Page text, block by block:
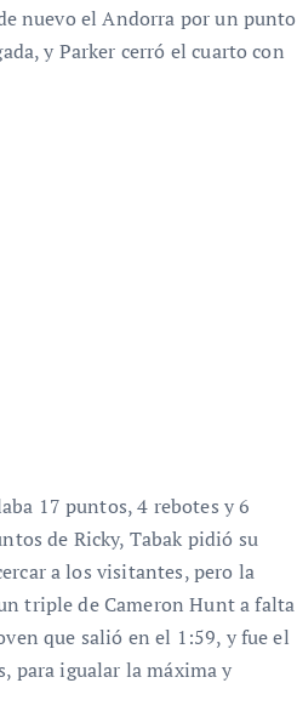
nuevo el Andorra por un punto
y Parker cerró el cuarto con
17 puntos, 4 rebotes y 6
de Ricky, Tabak pidió su
a los visitantes, pero la
triple de Cameron Hunt a falta
que salió en el 1:59, y fue el
para igualar la máxima y